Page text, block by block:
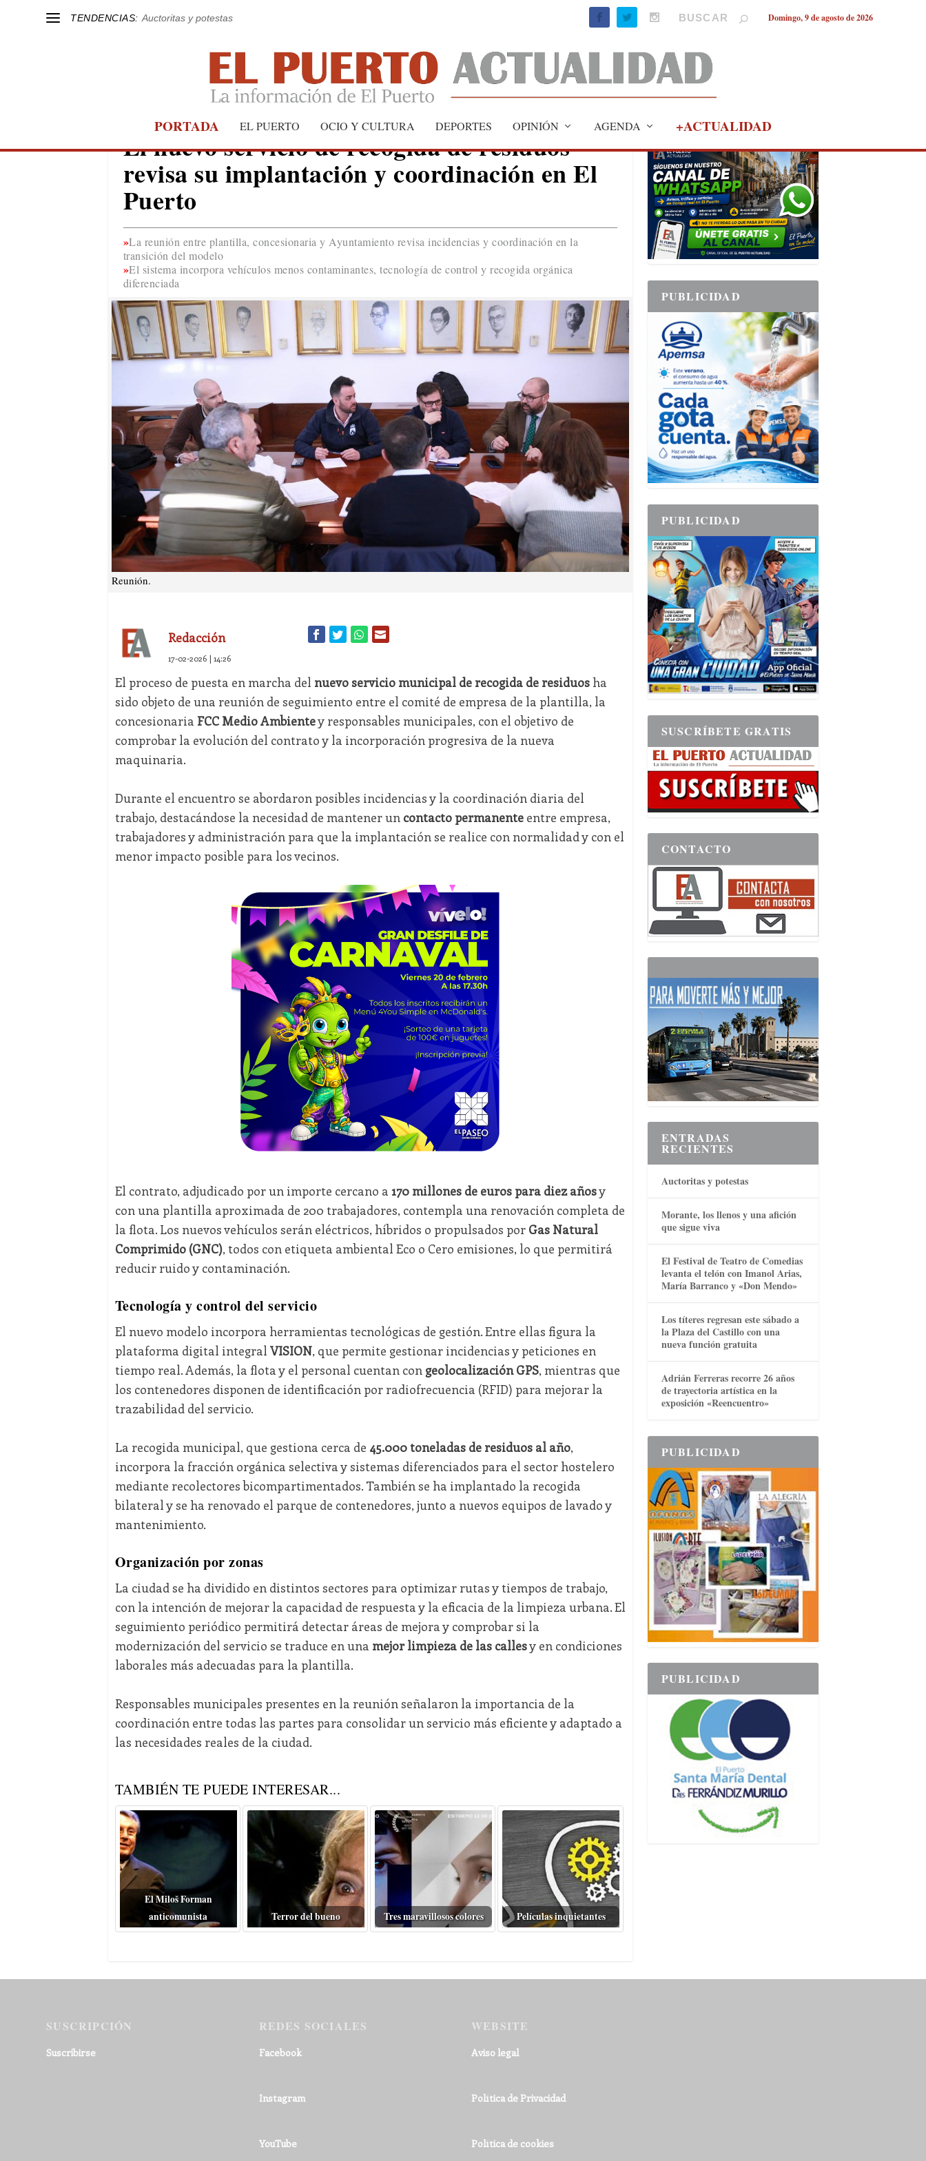
TENDENCIAS: Auctoritas y potestas Domingo, 9 de agosto de 2026
PORTADA EL PUERTO OCIO Y CULTURA DEPORTES OPINIÓN AGENDA +ACTUALIDAD
EL PUERTO
El nuevo servicio de recogida de residuos
revisa su implantación y coordinación en El
Puerto
La reunión entre plantilla, concesionaria y Ayuntamiento revisa incidencias y coordinación en la
transición del modelo
El sistema incorpora vehículos menos contaminantes, tecnología de control y recogida orgánica
diferenciada
Reunión.
Redacción
17-02-2026 | 14:26
El proceso de puesta en marcha del nuevo servicio municipal de recogida de residuosha
sido objeto de una reunión de seguimiento entre el comité de empresa de la plantilla, la
concesionaria FCC Medio Ambientey responsables municipales, con el objetivo de
comprobar la evolución del contrato y la incorporación progresiva de la nueva
maquinaria.
Durante el encuentro se abordaron posibles incidencias y la coordinación diaria del
trabajo, destacándose la necesidad de mantener un contacto permanenteentre empresa,
trabajadores y administración para que la implantación se realice con normalidad y con el
menor impacto posible para los vecinos.
El contrato, adjudicado por un importe cercano a 170 millones de euros para diez añosy
con una plantilla aproximada de 200 trabajadores, contempla una renovación completa de
la flota. Los nuevos vehículos serán eléctricos, híbridos o propulsados por Gas Natural
Comprimido (GNC), todos con etiqueta ambiental Eco o Cero emisiones, lo que permitirá
reducir ruido y contaminación.
Tecnología y control del servicio
El nuevo modelo incorpora herramientas tecnológicas de gestión. Entre ellas figura la
plataforma digital integral VISION, que permite gestionar incidencias y peticiones en
tiempo real. Además, la flota y el personal cuentan con geolocalización GPS, mientras que
los contenedores disponen de identificación por radiofrecuencia (RFID) para mejorar la
trazabilidad del servicio.
La recogida municipal, que gestiona cerca de 45.000 toneladas de residuos al año,
incorpora la fracción orgánica selectiva y sistemas diferenciados para el sector hostelero
mediante recolectores bicompartimentados. También se ha implantado la recogida
bilateral y se ha renovado el parque de contenedores, junto a nuevos equipos de lavado y
mantenimiento.
Organización por zonas
La ciudad se ha dividido en distintos sectores para optimizar rutas y tiempos de trabajo,
con la intención de mejorar la capacidad de respuesta y la eficacia de la limpieza urbana. El
seguimiento periódico permitirá detectar áreas de mejora y comprobar si la
modernización del servicio se traduce en una mejor limpieza de las callesy en condiciones
laborales más adecuadas para la plantilla.
Responsables municipales presentes en la reunión señalaron la importancia de la
coordinación entre todas las partes para consolidar un servicio más eficiente y adaptado a
las necesidades reales de la ciudad.
TAMBIÉN TE PUEDE INTERESAR...
El Miloš Forman
anticomunista
Terror del bueno Tres maravillosos colores Películas inquietantes
PUBLICIDAD
PUBLICIDAD
PUBLICIDAD
SUSCRÍBETE GRATIS
CONTACTO
ENTRADAS
RECIENTES
Auctoritas y potestas
Morante, los llenos y una afición
que sigue viva
El Festival de Teatro de Comedias
levanta el telón con Imanol Arias,
María Barranco y «Don Mendo»
Los títeres regresan este sábado a
la Plaza del Castillo con una
nueva función gratuita
Adrián Ferreras recorre 26 años
de trayectoria artística en la
exposición «Reencuentro»
PUBLICIDAD
PUBLICIDAD
SUSCRIPCIÓN
Suscribirse
REDES SOCIALES
Facebook
Instagram
YouTube
WEBSITE
Aviso legal
Política de Privacidad
Política de cookies